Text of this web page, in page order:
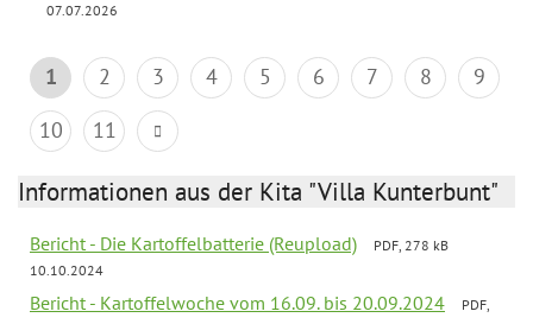
07.07.2026
1 2 3 4 5 6 7 8
9
10
11
Informationen aus der Kita "Villa Kunterbunt"
Bericht - Die Kartoffelbatterie (Reupload)
PDF, 278 kB
10.10.2024
Bericht - Kartoffelwoche vom 16.09. bis 20.09.2024
PDF,